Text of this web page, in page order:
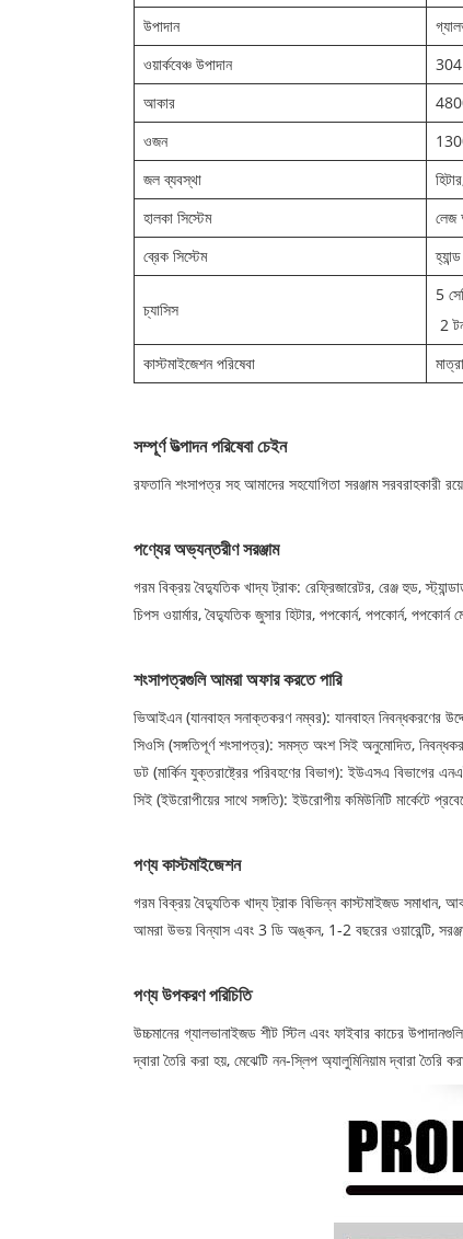
উপাদান
ওয়ার্কবেঞ্চ উপাদান
304
আকার
ওজন
জল ব্যবস্থা
হালকা সিস্টেম
লেজ
ব্রেক সিস্টেম
চ্যাসিস
5
2
কাস্টমাইজেশন পরিষেবা
সম্পূর্ণ উত্পাদন পরিষেবা চেইন
রফতানি শংসাপত্র সহ আমাদের সহযোগিতা সরঞ্জাম সরবরাহকারী
পণ্যের অভ্যন্তরীণ সরঞ্জাম
গরম বিক্রয় বৈদ্যুতিক খাদ্য ট্রাক: রেফ্রিজারেটর, রেঞ্জ হুড,
চিপস ওয়ার্মার, বৈদ্যুতিক জুসার হিটার, পপকোর্ন, পপকোর্ন, পপকোর্ন
শংসাপত্রগুলি আমরা অফার করতে পারি
ভিআইএন (যানবাহন সনাক্তকরণ নম্বর): যানবাহন নিবন্ধকরণের
সিওসি (সঙ্গতিপূর্ণ শংসাপত্র): সমস্ত অংশ সিই অনুমোদিত,
ডট (মার্কিন যুক্তরাষ্ট্রের পরিবহণের বিভাগ): ইউএসএ বিভাগের
সিই (ইউরোপীয়ের সাথে সঙ্গতি): ইউরোপীয় কমিউনিটি মার্কেটে
পণ্য কাস্টমাইজেশন
গরম বিক্রয় বৈদ্যুতিক খাদ্য ট্রাক বিভিন্ন কাস্টমাইজড সমাধান,
আমরা উভয় বিন্যাস এবং 3 ডি অঙ্কন, 1-2 বছরের ওয়ারেন্টি,
পণ্য উপকরণ পরিচিতি
উচ্চমানের গ্যালভানাইজড শীট স্টিল এবং ফাইবার কাচের
দ্বারা তৈরি করা হয়, মেঝেটি নন-স্লিপ অ্যালুমিনিয়াম দ্বারা তৈরি